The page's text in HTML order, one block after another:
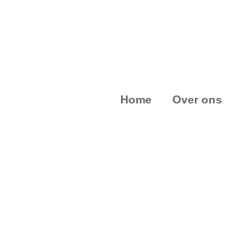
Home Over ons